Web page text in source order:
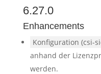
6.27.0
Enhancements
Konfiguration (csi-
anhand der
werden.